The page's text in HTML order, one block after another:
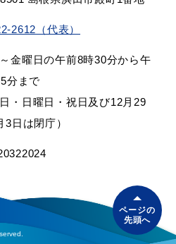
公共交通・
2612（代表）
金曜日の午前8時30分から午
分まで
日・日曜日・祝日及び12月29
3日は閉庁）
ページの
先頭へ